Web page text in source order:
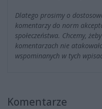
Dlatego prosimy o
komentarzy do norm
społeczeństwa. Chcemy,
komentarzach nie
wspominanych w tych
Komentarze